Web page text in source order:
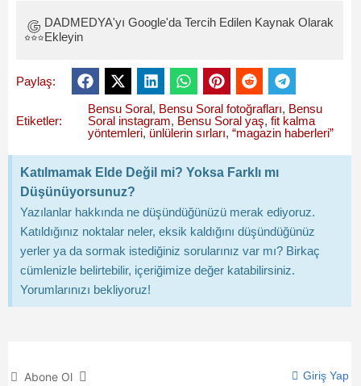
DADMEDYA'yı Google'da Tercih Edilen Kaynak Olarak
Ekleyin
Paylaş:
Etiketler:
Bensu Soral, Bensu Soral fotoğrafları, Bensu
Soral instagram, Bensu Soral yaş,fit kalma
yöntemleri, ünlülerin sırları,“magazin haberleri”
Katılmamak Elde Değil mi? Yoksa Farklı mı
Düşünüyorsunuz?
Yazılanlar hakkında ne düşündüğünüzü merak ediyoruz.
Katıldığınız noktalar neler, eksik kaldığını düşündüğünüz
yerler ya da sormak istediğiniz sorularınız var mı? Birkaç
cümlenizle belirtebilir, içeriğimize değer katabilirsiniz.
Yorumlarınızı bekliyoruz!
Abone Ol Giriş Yap